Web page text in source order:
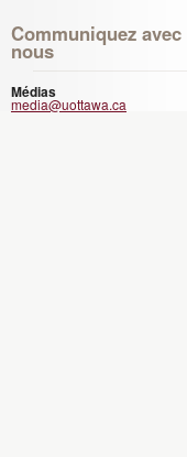
Communiquez avec
nous
Médias
media@uottawa.ca